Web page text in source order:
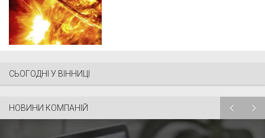
СЬОГОДНІ У ВІННИЦІ
НОВИНИ КОМПАНІЙ